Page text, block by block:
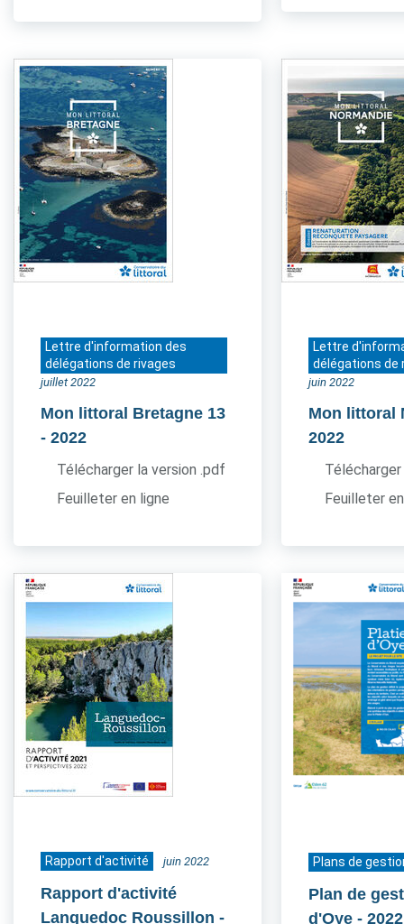
Lettre d'information des
délégations de rivages
juillet 2022
Mon littoral Bretagne 13
- 2022
Télécharger la version .pdf
Feuilleter en ligne
Lettre
délégations de
juin 2022
Mon littoral
2022
Feuilleter
Rapport d'activité juin 2022
Rapport d'activité
Languedoc Roussillon -
Plans de
Plan de
d'Oye - 2022